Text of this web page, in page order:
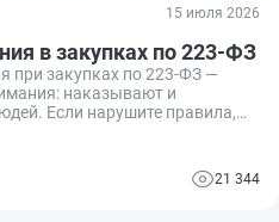
15 июля 2026
в закупках по 223-ФЗ
при закупках по 223-ФЗ —
наказывают и
Если нарушите правила,
вас все штрафы в таблицу и
в закупках по 223-ФЗ. 21 344